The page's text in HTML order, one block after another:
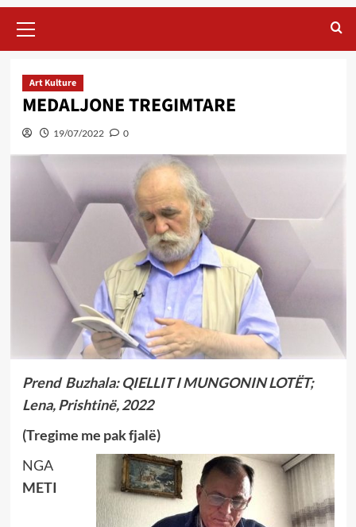
Menu
Art Kulture
MEDALJONE TREGIMTARE
19/07/2022 0
Prend Buzhala: QIELLIT I MUNGONIN LOTËT;
Lena, Prishtinë, 2022
(Tregime me pak fjalë)
NGA
METI